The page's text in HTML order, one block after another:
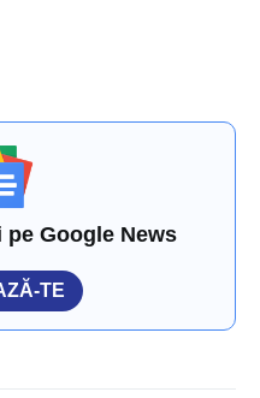
Google News
TE